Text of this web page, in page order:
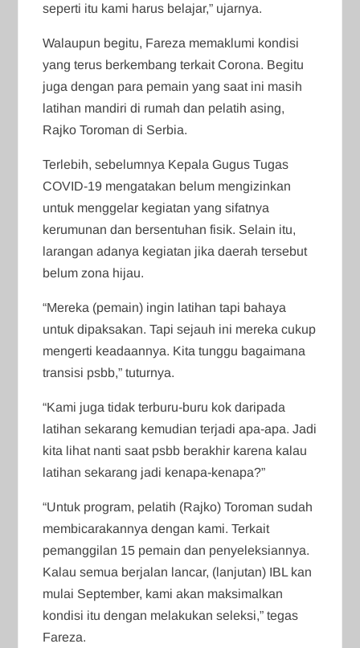
seperti itu kami harus belajar,” ujarnya.
Walaupun begitu, Fareza memaklumi kondisi
yang terus berkembang terkait Corona. Begitu
juga dengan para pemain yang saat ini masih
latihan mandiri di rumah dan pelatih asing,
Rajko Toroman di Serbia.
Terlebih, sebelumnya Kepala Gugus Tugas
COVID-19 mengatakan belum mengizinkan
untuk menggelar kegiatan yang sifatnya
kerumunan dan bersentuhan fisik. Selain itu,
larangan adanya kegiatan jika daerah tersebut
belum zona hijau.
“Mereka (pemain) ingin latihan tapi bahaya
untuk dipaksakan. Tapi sejauh ini mereka cukup
mengerti keadaannya. Kita tunggu bagaimana
transisi psbb,” tuturnya.
“Kami juga tidak terburu-buru kok daripada
latihan sekarang kemudian terjadi apa-apa. Jadi
kita lihat nanti saat psbb berakhir karena kalau
latihan sekarang jadi kenapa-kenapa?”
“Untuk program, pelatih (Rajko) Toroman sudah
membicarakannya dengan kami. Terkait
pemanggilan 15 pemain dan penyeleksiannya.
Kalau semua berjalan lancar, (lanjutan) IBL kan
mulai September, kami akan maksimalkan
kondisi itu dengan melakukan seleksi,” tegas
Fareza.